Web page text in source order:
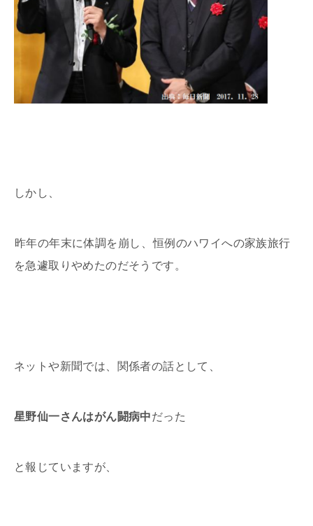
しかし、
昨年の年末に体調を崩し 、恒例のハワイへの家族旅行
を急遽取りやめたのだそうです。
ネットや新聞では、関係者の話として、
星野仙一さんはがん闘病中だった
と報じていますが、